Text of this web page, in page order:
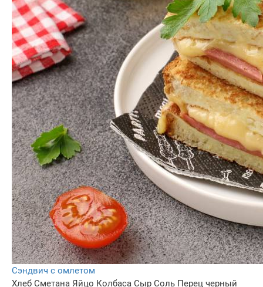
Сэндвич с омлетом
Хлеб Сметана Яйцо Колбаса Сыр Соль Перец черный